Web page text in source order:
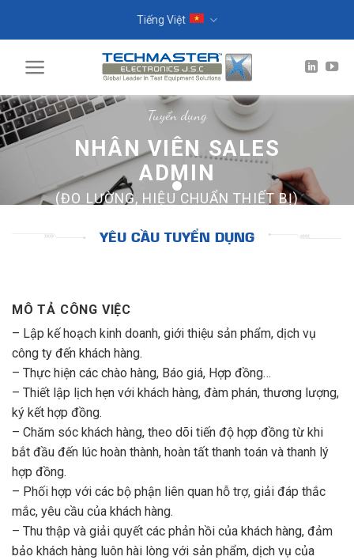
Tiếng Việt
Tuyển dụng
NHÂN VIÊN SALES
ADMIN
(ĐO LƯỜNG, HIỆU CHUẨN THIẾT BỊ)
YÊU CẦU TUYỂN DỤNG
MÔ TẢ CÔNG VIỆC
– Lập kế hoạch kinh doanh, giới thiệu sản phẩm, dịch vụ
công ty đến khách hàng.
– Thực hiện các chào hàng, Báo giá, Hợp đồng…
– Thiết lập lịch hẹn với khách hàng, đàm phán, thương lượng,
ký kết hợp đồng.
– Chăm sóc khách hàng, theo dõi tiến độ hợp đồng từ khi
bắt đầu đến lúc hoàn thành, hoàn tất thanh toán và thanh lý
hợp đồng.
– Phối hợp với các bộ phận liên quan hỗ trợ, giải đáp thắc
mắc, yêu cầu của khách hàng.
– Thu thập và giải quyết các phản hồi của khách hàng, đảm
bảo khách hàng luôn hài lòng với sản phẩm, dịch vụ của